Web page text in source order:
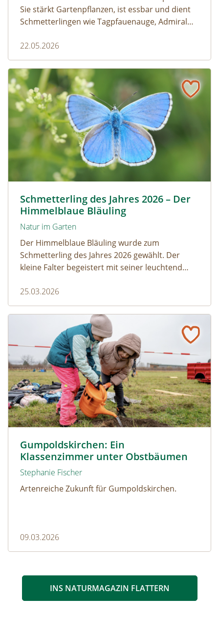
Sie stärkt Gartenpflanzen, ist essbar und dient
Schmetterlingen wie Tagpfauenauge, Admiral
Wer sie im Garten stehen lässt, fördert die
Artenvielfalt.
22.05.2026
Schmetterling des Jahres 2026 – Der
Himmelblaue Bläuling
Natur im Garten
Der Himmelblaue Bläuling wurde zum
Schmetterling des Jahres 2026 gewählt. Der
kleine Falter begeistert mit seiner leuchtend
Zusammenspiel mit Ameisen.
25.03.2026
Schmetterling des Jahres 2026 – Der Himmelblaue
Gumpoldskirchen: Ein
Klassenzimmer unter Obstbäumen
Stephanie Fischer
Artenreiche Zukunft für Gumpoldskirchen.
09.03.2026
Gumpoldskirchen: Ein Klassenzimmer unter
INS NATURMAGAZIN FLATTERN